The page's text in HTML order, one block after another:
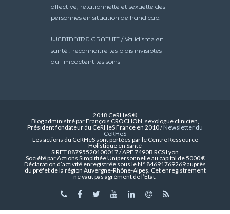
affective, relationnelle et sexuelle des
personnes en situation de handicap.
WEBINAIRE GRATUIT / Validisme en
santé : reconnaître les biais invisibles
qui impactent les soins
2018 CeRHeS ©
Blog administré par François CROCHON, sexologue clinicien,
Président fondateur du CeRHeS France en 2010 /Newsletter du
CeRHeS
Les actions du CeRHeS sont portées par le Centre Ressource
Holistique en Santé
SIRET 88795520100017 / APE 7490B RCS Lyon
Société par Actions Simplifiée Unipersonnelle au capital de 5000 €
Déclaration d’activité enregistrée sous le N° 84691769269 auprès
du préfet de la région Auvergne-Rhône-Alpes. Cet enregistrement
ne vaut pas agrément de l’État.